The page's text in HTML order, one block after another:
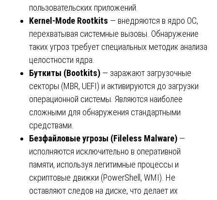
пользовательских приложений.
Kernel-Mode Rootkits — внедряются в ядро ОС,
перехватывая системные вызовы. Обнаружение
таких угроз требует специальных методик анализа
целостности ядра.
Буткиты (Bootkits) — заражают загрузочные
секторы (MBR, UEFI) и активируются до загрузки
операционной системы. Являются наиболее
сложными для обнаружения стандартными
средствами.
Безфайловые угрозы (Fileless Malware) —
исполняются исключительно в оперативной
памяти, используя легитимные процессы и
скриптовые движки (PowerShell, WMI). Не
оставляют следов на диске, что делает их